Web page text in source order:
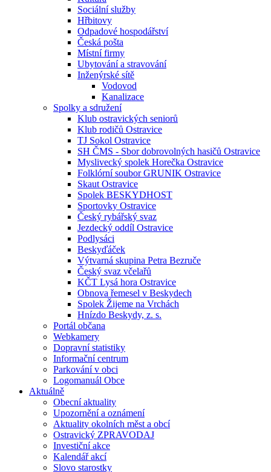
Sociální služby
Hřbitovy
Odpadové hospodářství
Česká pošta
Místní firmy
Ubytování a stravování
Inženýrské sítě
Vodovod
Kanalizace
Spolky a sdružení
Klub ostravických seniorů
Klub rodičů Ostravice
TJ Sokol Ostravice
SH ČMS - Sbor dobrovolných hasičů Ostravice
Myslivecký spolek Horečka Ostravice
Folklórní soubor GRUNIK Ostravice
Skaut Ostravice
Spolek BESKYDHOST
Sportovky Ostravice
Český rybářský svaz
Jezdecký oddíl Ostravice
Podlysáci
Beskyďáček
Výtvarná skupina Petra Bezruče
Český svaz včelařů
KČT Lysá hora Ostravice
Obnova řemesel v Beskydech
Spolek Žijeme na Vrchách
Hnízdo Beskydy, z. s.
Portál občana
Webkamery
Dopravní statistiky
Informační centrum
Parkování v obci
Logomanuál Obce
Aktuálně
Obecní aktuality
Upozornění a oznámení
Aktuality okolních měst a obcí
Ostravický ZPRAVODAJ
Investiční akce
Kalendář akcí
Slovo starostky